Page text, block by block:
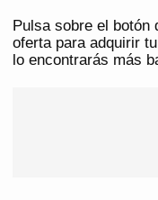
Pulsa sobre el botón
oferta para adquirir
lo encontrarás más